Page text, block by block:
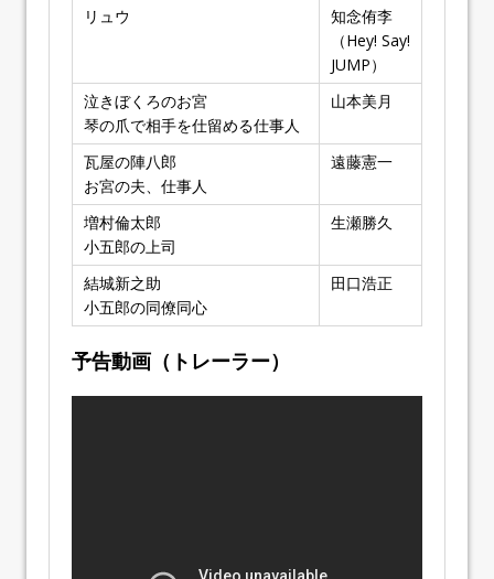
リュウ
知念侑李
（Hey! Say!
JUMP）
泣きぼくろのお宮
琴の爪で相手を仕留める仕事人
山本美月
瓦屋の陣八郎
お宮の夫、仕事人
遠藤憲一
増村倫太郎
小五郎の上司
生瀬勝久
結城新之助
小五郎の同僚同心
田口浩正
予告動画（トレーラー）